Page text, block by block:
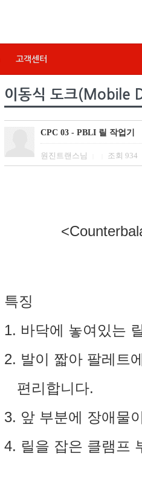
고객센터
이동식 도크(Mobile
CPC 03 - PBLI 릴 작업기
원진트랜스님 조회 934
특징
1. 바닥에 놓여있는
2. 발이 짧아 팔레트
편리합니다.
3. 앞 부분에 장애물
4. 릴을 잡은 클램프